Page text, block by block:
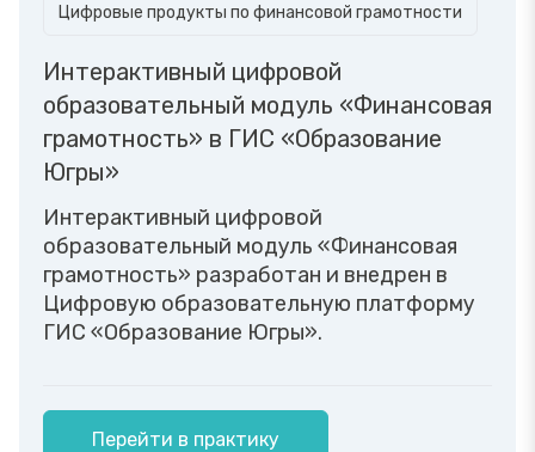
Цифровые продукты по финансовой грамотности
Интерактивный цифровой
образовательный модуль «Финансовая
грамотность» в ГИС «Образование
Югры»
Интерактивный цифровой
образовательный модуль «Финансовая
грамотность» разработан и внедрен в
Цифровую образовательную платформу
ГИС «Образование Югры».
Перейти в практику